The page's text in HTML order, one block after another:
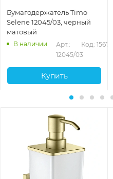
Бумагодержатель Timo
Selene 12045/03, черный
матовый
В наличии
Арт.:
12045/03
Код: 15671
Купить